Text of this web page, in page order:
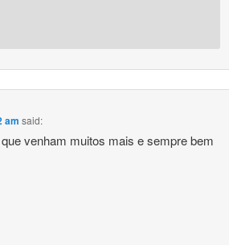
am said:
venham muitos mais e sempre bem